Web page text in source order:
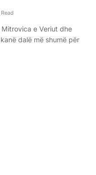
Mitrovica e Veriut dhe
dalë më shumë për